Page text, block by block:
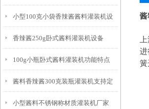
家
小型100克小袋香辣酱酱料灌装机设
备
香辣酱250g卧式酱料灌装机设备
100g小瓶卧式酱料灌装机功能特点
酱料香辣酱300克装瓶灌装机支持定
制
小型酱料不锈钢称材质灌装机厂家
酱
进
簧